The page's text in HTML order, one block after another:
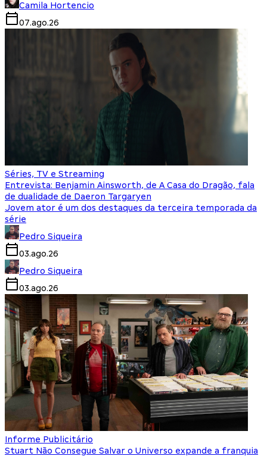
Camila Hortencio
07.ago.26
Séries, TV e Streaming
Entrevista: Benjamin Ainsworth, de A Casa do Dragão, fala
de dualidade de Daeron Targaryen
Jovem ator é um dos destaques da terceira temporada da
série
Pedro Siqueira
03.ago.26
Pedro Siqueira
03.ago.26
Informe Publicitário
Stuart Não Consegue Salvar o Universo expande a franquia